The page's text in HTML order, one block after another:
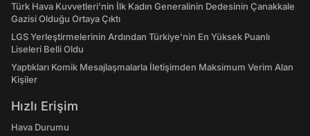
Türk Hava Kuvvetleri'nin İlk Kadın Generalinin Dedesinin Çanakkale
Gazisi Olduğu Ortaya Çıktı
LGS Yerleştirmelerinin Ardından Türkiye'nin En Yüksek Puanlı
Liseleri Belli Oldu
Yaptıkları Komik Mesajlaşmalarla İletişimden Maksimum Verim Alan
Kişiler
Hızlı Erişim
Hava Durumu